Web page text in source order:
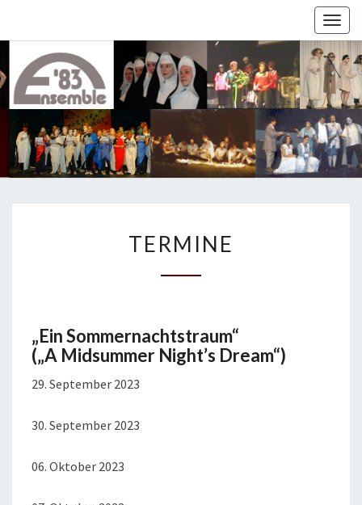
E
M
E
TERMINE
„Ein Sommernachtstraum“
(„A Midsummer Night’s Dream“)
29. September 2023
30. September 2023
06. Oktober 2023